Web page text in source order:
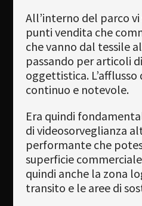
All’interno del parco
punti vendita che
che vanno dal tessile
passando per articoli
oggettistica. L’afflusso
continuo e notevole.
Era quindi
di videosorveglianza
performante che
superficie
quindi anche la zona
transito e le aree di